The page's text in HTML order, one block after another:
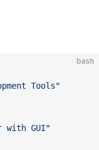
bash
Tools"
with GUI"